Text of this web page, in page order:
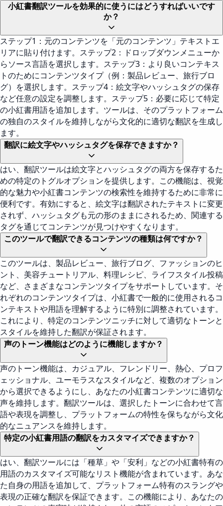
小紅書翻訳ツールを効果的に使うにはどうすればいいです
か？
ステップ1：元のコンテンツを「元のコンテンツ」テキストエ
リアに貼り付けます。ステップ2：ドロップダウンメニューか
らソース言語を選択します。ステップ3：より良いコンテキス
トのためにコンテンツタイプ（例：製品レビュー、旅行ブロ
グ）を選択します。ステップ4：絵文字やハッシュタグの保存
など任意の設定を調整します。ステップ5：必要に応じて特定
の小紅書用語を追加します。ツールは、そのプラットフォーム
の独自のスタイルを維持しながら文化的に適切な翻訳を生成し
ます。
翻訳に絵文字やハッシュタグを保存できますか？
はい、翻訳ツールは絵文字とハッシュタグの両方を保存するた
めの特定のトグルオプションを提供します。この機能は、視覚
的な魅力や小紅書コンテンツの検索性を維持するために非常に
便利です。有効にすると、絵文字は翻訳されたテキストに変更
されず、ハッシュタグも元の形のままにされるため、関連する
タグを通じてコンテンツが見つけやすくなります。
このツールで翻訳できるコンテンツの種類は何ですか？
このツールは、製品レビュー、旅行ブログ、ファッションのヒ
ント、美容チュートリアル、料理レシピ、ライフスタイル投稿
など、さまざまなコンテンツタイプをサポートしています。そ
れぞれのコンテンツタイプは、小紅書で一般的に使用されるコ
ンテキストや用語を理解するように特別に調整されています。
これにより、特定のコンテンツニッチに対して適切なトーンと
スタイルを維持した翻訳が保証されます。
声のトーン機能はどのように機能しますか？
声のトーン機能は、カジュアル、フレンドリー、熱心、プロフ
ェッショナル、ユーモラスなスタイルなど、複数のオプション
から選択できるようにし、あなたの小紅書コンテンツに適切な
声を維持します。翻訳ツールは、選択したトーンに合わせて言
語や表現を調整し、プラットフォームの特性を保ちながら文化
的なニュアンスを維持します。
特定の小紅書用語の翻訳をカスタマイズできますか？
はい、翻訳ツールには「種草」や「安利」などの小紅書特有の
用語のカスタマイズ可能なリスト機能が含まれています。あな
た自身の用語を追加して、プラットフォーム特有のスラングや
表現の正確な翻訳を保証できます。この機能により、あなたの